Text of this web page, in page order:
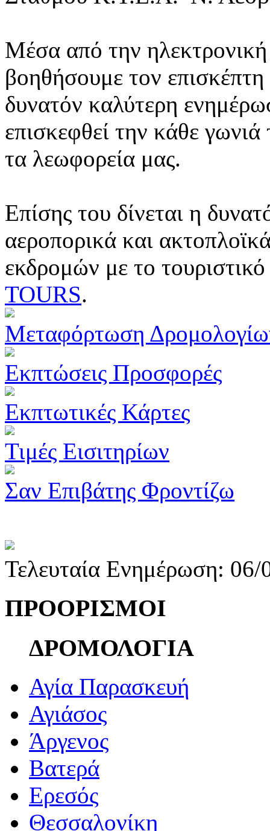
Μέσα από την ηλεκτρονική
βοηθήσουμε τον
δυνατόν καλύτερη
επισκεφθεί την κάθε
τα λεωφορεία μας.
Επίσης του δίνεται η
αεροπορικά και
εκδρομών με το
TOURS.
Μεταφόρτωση
Εκπτώσεις Προσφορές
Εκπτωτικές Κάρτες
Τιμές Εισιτηρίων
Σαν Επιβάτης Φροντίζω
Τελευταία Ενημέρωση:
ΠΡΟΟΡΙΣΜΟΙ
ΔΡΟΜΟΛΟΓΙΑ
Αγία Παρασκευή
Αγιάσος
Άργενος
Βατερά
Ερεσός
Θεσσαλονίκη